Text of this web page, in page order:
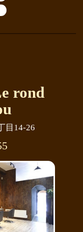
rond
目14-26